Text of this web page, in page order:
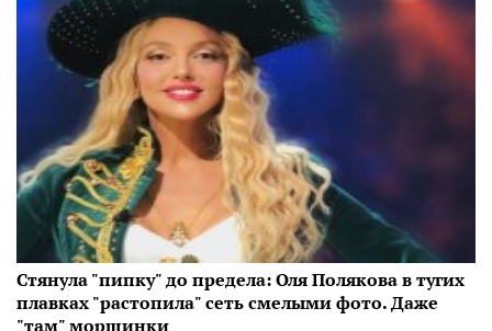
Стянула "пипку" до предела: Оля Полякова в тугих
плавках "растопила" сеть смелыми фото. Даже
"там" морщинки